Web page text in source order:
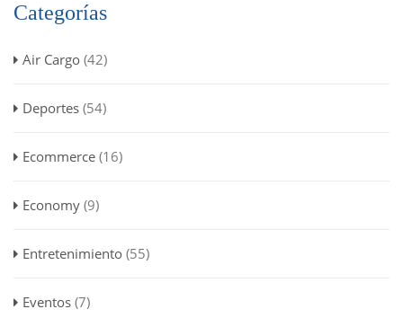
Categorías
Air Cargo (42)
Deportes (54)
Ecommerce (16)
Economy (9)
Entretenimiento (55)
Eventos (7)